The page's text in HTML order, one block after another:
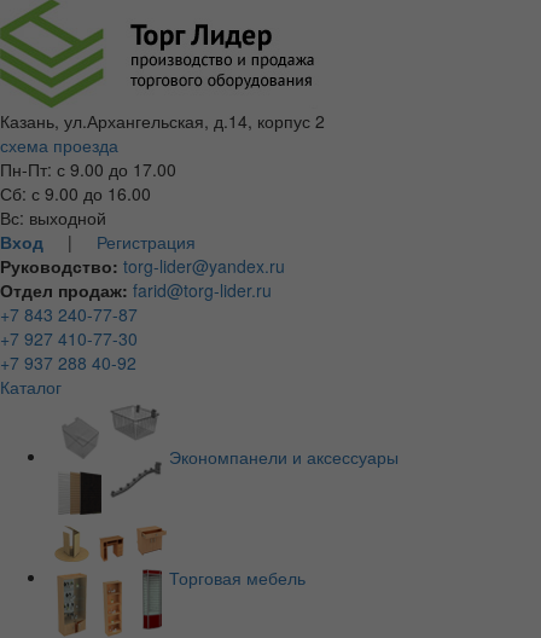
Казань, ул.Архангельская, д.14, корпус 2
схема проезда
Пн-Пт: с 9.00 до 17.00
Сб: с 9.00 до 16.00
Вс: выходной
Вход | Регистрация
Руководство: torg-lider@yandex.ru
Отдел продаж: farid@torg-lider.ru
+7 843 240-77-87
+7 927 410-77-30
+7 937 288 40-92
Каталог
Экономпанели и аксессуары
Торговая мебель